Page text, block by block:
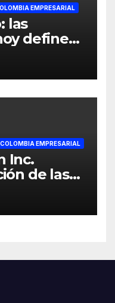
EMPRESARIAL
las
definen
en
EMPRESARIAL
Inc.
de las